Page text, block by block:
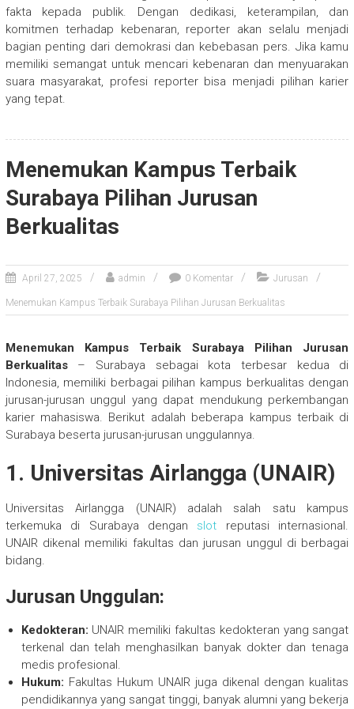
fakta kepada publik. Dengan dedikasi, keterampilan, dan
komitmen terhadap kebenaran, reporter akan selalu menjadi
bagian penting dari demokrasi dan kebebasan pers. Jika kamu
memiliki semangat untuk mencari kebenaran dan menyuarakan
suara masyarakat, profesi reporter bisa menjadi pilihan karier
yang tepat.
Menemukan Kampus Terbaik
Surabaya Pilihan Jurusan
Berkualitas
April 27, 2025 admin 0 Komentar Jurusan
Menemukan Kampus Terbaik Surabaya Pilihan Jurusan Berkualitas
Menemukan Kampus Terbaik Surabaya Pilihan Jurusan
Berkualitas– Surabaya sebagai kota terbesar kedua di
Indonesia, memiliki berbagai pilihan kampus berkualitas dengan
jurusan-jurusan unggul yang dapat mendukung perkembangan
karier mahasiswa. Berikut adalah beberapa kampus terbaik di
Surabaya beserta jurusan-jurusan unggulannya.
1. Universitas Airlangga (UNAIR)
Universitas Airlangga (UNAIR) adalah salah satu kampus
terkemuka di Surabaya dengan slot reputasi internasional.
UNAIR dikenal memiliki fakultas dan jurusan unggul di berbagai
bidang.
Jurusan Unggulan:
Kedokteran: UNAIR memiliki fakultas kedokteran yang sangat
terkenal dan telah menghasilkan banyak dokter dan tenaga
medis profesional.
Hukum: Fakultas Hukum UNAIR juga dikenal dengan kualitas
pendidikannya yang sangat tinggi, banyak alumni yang bekerja